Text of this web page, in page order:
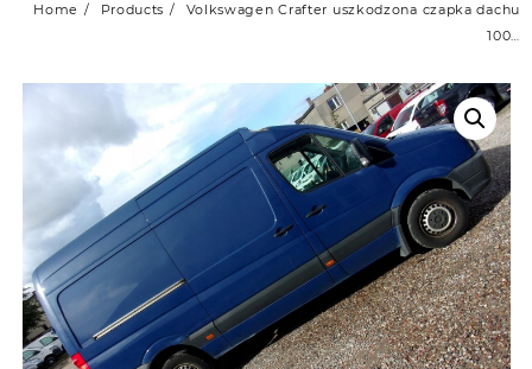
Home Products
Volkswagen Crafter uszkodzona czapka dachu
100…